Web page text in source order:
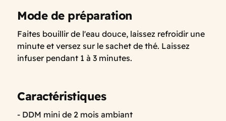
Mode de préparation
Faites bouillir de l'eau douce, laissez refroidir une
minute et versez sur le sachet de thé. Laissez
infuser pendant 1 à 3 minutes.
Caractéristiques
- DDM mini de 2 mois ambiant